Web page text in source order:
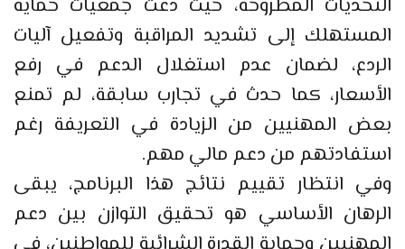
التحديات المطروحة، حيث دعت جمعيات حماية
المستهلك إلى تشديد المراقبة وتفعيل آليات
الردع، لضمان عدم استغلال الدعم في رفع
الأسعار، كما حدث في تجارب سابقة، لم تمنع
بعض المهنيين من الزيادة في التعريفة رغم
استفادتهم من دعم مالي مهم.
وفي انتظار تقييم نتائج هذا البرنامج، يبقى
الرهان الأساسي هو تحقيق التوازن بين دعم